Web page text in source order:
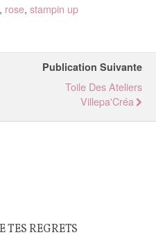
, rose, stampin up
Publication Suivante
Toile Des Ateliers
Villepa'Créa
TES REGRETS